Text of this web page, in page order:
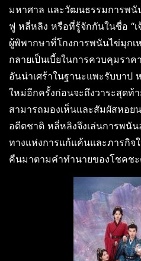
มหาศาล และวัฒนธรรมการพนั
ฟู หลี่หลิง หรือที่รู้จักกันในชื่อ “เ
ผู้พิพากษาที่โกงการพนันไข่มุก
กลายเป็นเบี้ยในการควบคุมรา
อันน่าเศร้าในฐานะแพะรับบาป
ใหม่อีกครั้งก่อนจะถึงวาระสุดท้
สามารถมองเห็นและสัมผัสหอย
อดีตชาติ หลี่หลิงจึงเล่นการพนัน
ทางแห่งการแก้แค้นและภารกิจ
คืนมาตามคำทำนายของโชคชะ